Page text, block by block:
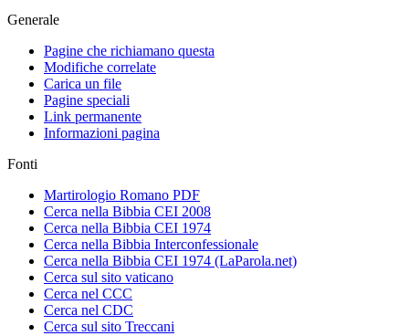
Generale
Pagine che richiamano questa
Modifiche correlate
Carica un file
Pagine speciali
Link permanente
Informazioni pagina
Fonti
Martirologio Romano PDF
Cerca nella Bibbia CEI 2008
Cerca nella Bibbia CEI 1974
Cerca nella Bibbia Interconfessionale
Cerca nella Bibbia CEI 1974 (LaParola.net)
Cerca sul sito vaticano
Cerca nel CCC
Cerca nel CDC
Cerca sul sito Treccani